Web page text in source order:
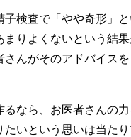
子検査で「やや奇形」
まりよくないという結
さんがそのアドバイス
るなら、お医者さんの
たいという思いは当た